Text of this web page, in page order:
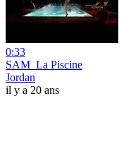
0:33
SAM_La Piscine
Jordan
il y a 20 ans